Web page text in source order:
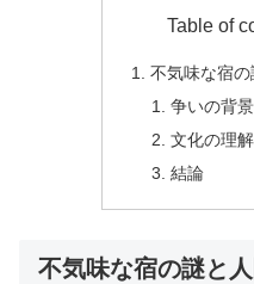
Table of
不気味な宿
争いの背景
文化の理
結論
不気味な宿の謎と